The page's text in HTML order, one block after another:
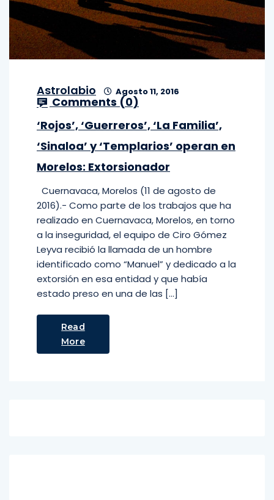
Astrolabio Agosto 11, 2016
Comments (0)
‘Rojos’, ‘Guerreros’, ‘La Familia’,
‘Sinaloa’ y ‘Templarios’ operan en
Morelos: Extorsionador
Cuernavaca, Morelos (11 de agosto de
2016).- Como parte de los trabajos que ha
realizado en Cuernavaca, Morelos, en torno
a la inseguridad, el equipo de Ciro Gómez
Leyva recibió la llamada de un hombre
identificado como “Manuel” y dedicado a la
extorsión en esa entidad y que había
estado preso en una de las […]
Read
More